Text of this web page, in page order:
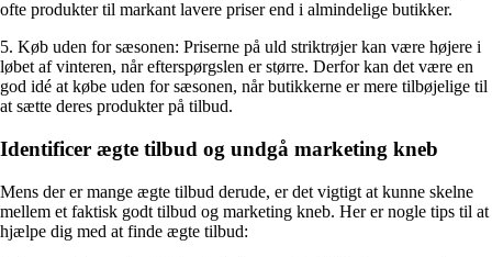
ofte produkter til markant lavere priser end i almindelige butikker.
5. Køb uden for sæsonen: Priserne på uld striktrøjer kan være højere i
løbet af vinteren, når efterspørgslen er større. Derfor kan det være en
god idé at købe uden for sæsonen, når butikkerne er mere tilbøjelige til
at sætte deres produkter på tilbud.
Identificer ægte tilbud og undgå marketing kneb
Mens der er mange ægte tilbud derude, er det vigtigt at kunne skelne
mellem et faktisk godt tilbud og marketing kneb. Her er nogle tips til at
hjælpe dig med at finde ægte tilbud: